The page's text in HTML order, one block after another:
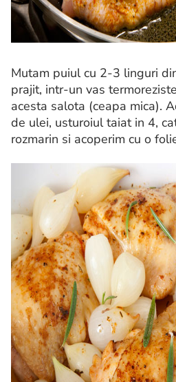
Mutam puiul cu 2-3 linguri
prajit, intr-un vas
acesta salota (ceapa mica).
de ulei, usturoiul taiat in 4,
rozmarin si acoperim cu o